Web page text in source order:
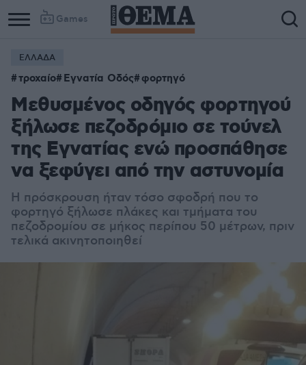
Games
ΕΛΛΑΔΑ
τροχαίο Εγνατία Οδός φορτηγό
Μεθυσμένος οδηγός φορτηγού
ξήλωσε πεζοδρόμιο σε τούνελ
της Εγνατίας ενώ προσπάθησε
να ξεφύγει από την αστυνομία
Η πρόσκρουση ήταν τόσο σφοδρή που το
φορτηγό ξήλωσε πλάκες και τμήματα του
πεζοδρομίου σε μήκος περίπου 50 μέτρων, πριν
τελικά ακινητοποιηθεί